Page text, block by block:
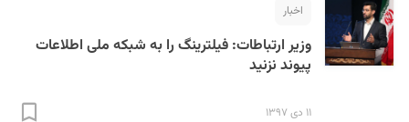
اخبار
وزیر ارتباطات: فیلترینگ را به شبکه ملی اطلاعات
پیوند نزنید
۱۱ دی ۱۳۹۷